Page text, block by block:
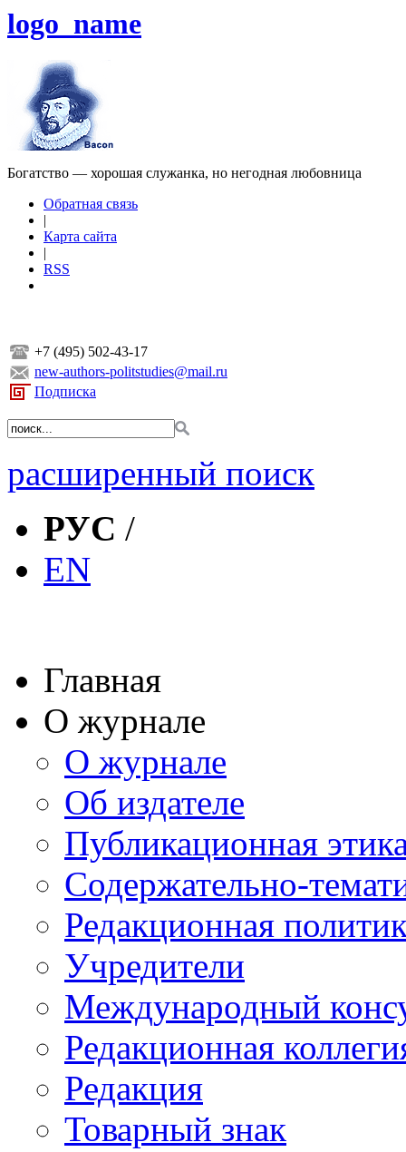
logo_name
Богатство — хорошая служанка, но негодная любовница
Обратная связь
|
Карта сайта
|
RSS
+7 (495) 502-43-17
new-authors-politstudies@mail.ru
Подписка
расширенный поиск
РУС /
EN
Главная
О журнале
О журнале
Об издателе
Публикационная
Содержательно-
Редакционная
Учредители
Международный
Редакционная
Редакция
Товарный знак